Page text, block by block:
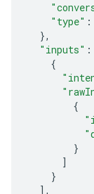
"type" :
},
"inputs" :
{
{
}
]
}
],